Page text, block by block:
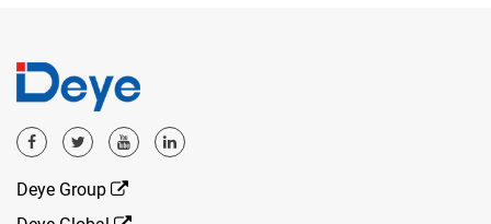
Deye Group